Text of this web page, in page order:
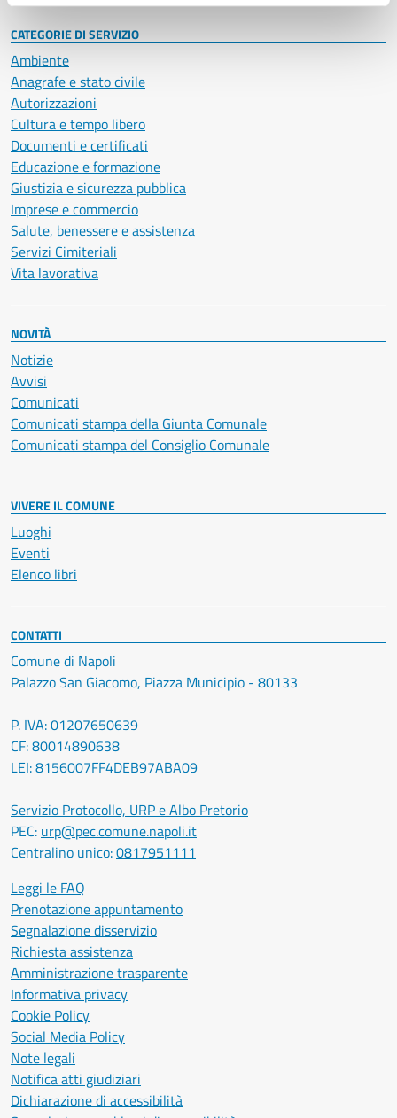
CATEGORIE DI SERVIZIO
Ambiente
Anagrafe e stato civile
Autorizzazioni
Cultura e tempo libero
Documenti e certificati
Educazione e formazione
Giustizia e sicurezza pubblica
Imprese e commercio
Salute, benessere e assistenza
Servizi Cimiteriali
Vita lavorativa
NOVITÀ
Notizie
Avvisi
Comunicati
Comunicati stampa della Giunta Comunale
Comunicati stampa del Consiglio Comunale
VIVERE IL COMUNE
Luoghi
Eventi
Elenco libri
CONTATTI
Comune di Napoli
Palazzo San Giacomo, Piazza Municipio - 80133
P. IVA: 01207650639
CF: 80014890638
LEI: 8156007FF4DEB97ABA09
Servizio Protocollo, URP e Albo Pretorio
PEC: urp@pec.comune.napoli.it
Centralino unico:0817951111
Leggi le FAQ
Prenotazione appuntamento
Segnalazione disservizio
Richiesta assistenza
Amministrazione trasparente
Informativa privacy
Cookie Policy
Social Media Policy
Note legali
Notifica atti giudiziari
Dichiarazione di accessibilità